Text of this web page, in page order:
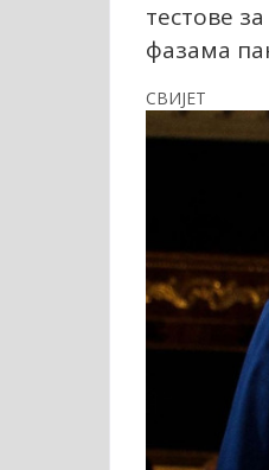
тестове
фазама
СВИЈЕТ